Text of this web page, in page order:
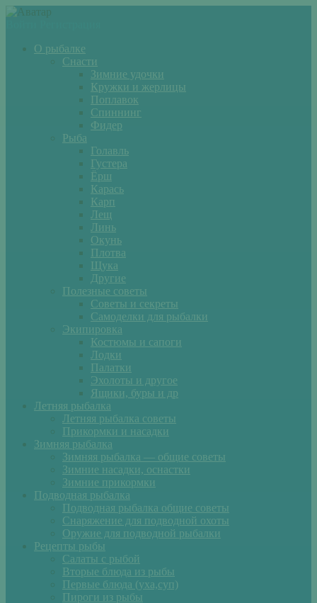
О рыбалке
Снасти
Зимние удочки
Кружки и жерлицы
Поплавок
Спиннинг
Фидер
Рыба
Голавль
Густера
Ёрш
Карась
Карп
Лещ
Линь
Окунь
Плотва
Щука
Другие
Полезные советы
Советы и секреты
Самоделки для рыбалки
Экипировка
Костюмы и сапоги
Лодки
Палатки
Эхолоты и другое
Ящики, буры и др
Летняя рыбалка
Летняя рыбалка советы
Прикормки и насадки
Зимняя рыбалка
Зимняя рыбалка — общие советы
Зимние насадки, оснастки
Зимние прикормки
Подводная рыбалка
Подводная рыбалка общие советы
Снаряжение для подводной охоты
Оружие для подводной рыбалки
Рецепты рыбы
Салаты с рыбой
Вторые блюда из рыбы
Первые блюда (уха,суп)
Пироги из рыбы